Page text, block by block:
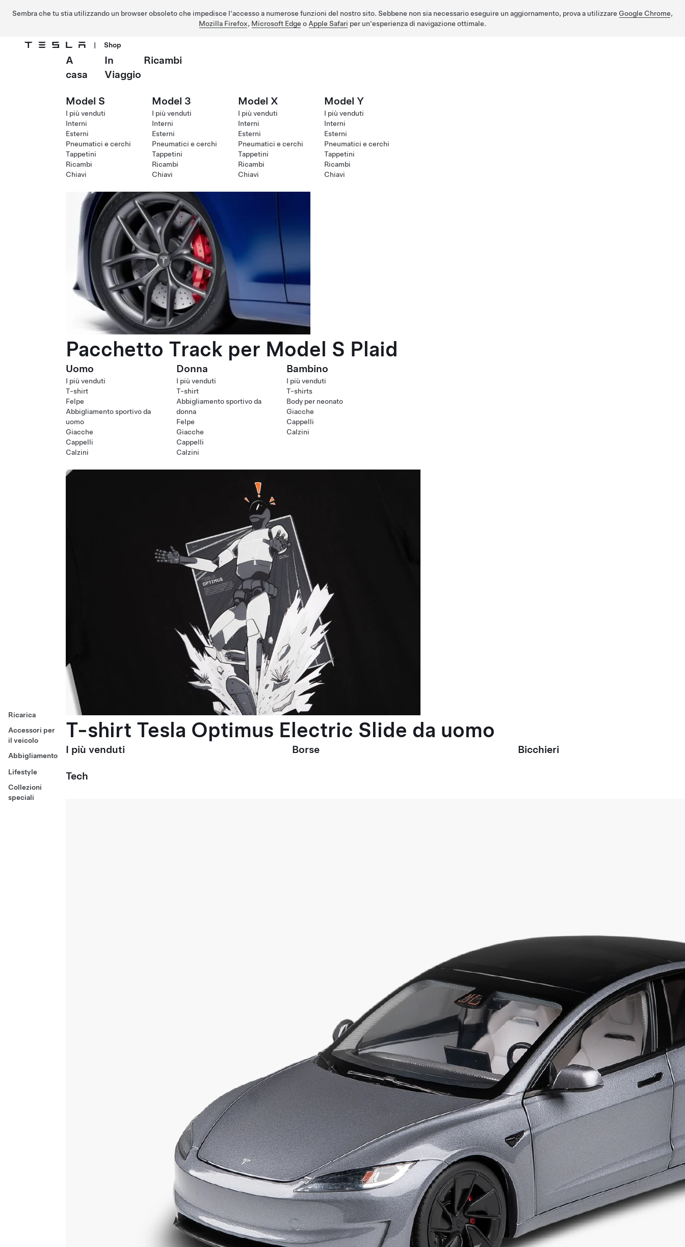
Sembra che tu stia utilizzando un browser obsoleto che impedisce l'accesso a numerose funzioni del nostro sito. Sebbene non sia necessario eseguire un aggiornamento, prova a utilizzare Google Chrome,
Mozilla Firefox, Microsoft Edge o Apple Safari per un'esperienza di navigazione ottimale.
Passa al contenuto principale
| Shop
Ricarica
Accessori per
il veicolo
Abbigliamento
Lifestyle
Collezioni
speciali
A
casa
In
Viaggio
Ricambi
Model S
I più venduti
Interni
Esterni
Pneumatici e cerchi
Tappetini
Ricambi
Chiavi
Model 3
I più venduti
Interni
Esterni
Pneumatici e cerchi
Tappetini
Ricambi
Chiavi
Model X
I più venduti
Interni
Esterni
Pneumatici e cerchi
Tappetini
Ricambi
Chiavi
Model Y
I più venduti
Interni
Esterni
Pneumatici e cerchi
Tappetini
Ricambi
Chiavi
Pacchetto Track per Model S Plaid
Uomo
I più venduti
T-shirt
Felpe
Abbigliamento sportivo da
uomo
Giacche
Cappelli
Calzini
Donna
I più venduti
T-shirt
Abbigliamento sportivo da
donna
Felpe
Giacche
Cappelli
Calzini
Bambino
I più venduti
T-shirts
Body per neonato
Giacche
Cappelli
Calzini
T-shirt Tesla Optimus Electric Slide da uomo
I più venduti Borse Bicchieri
Tech